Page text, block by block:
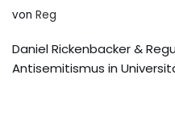
von Reg
Daniel Rickenbacker &
Antisemitismus in